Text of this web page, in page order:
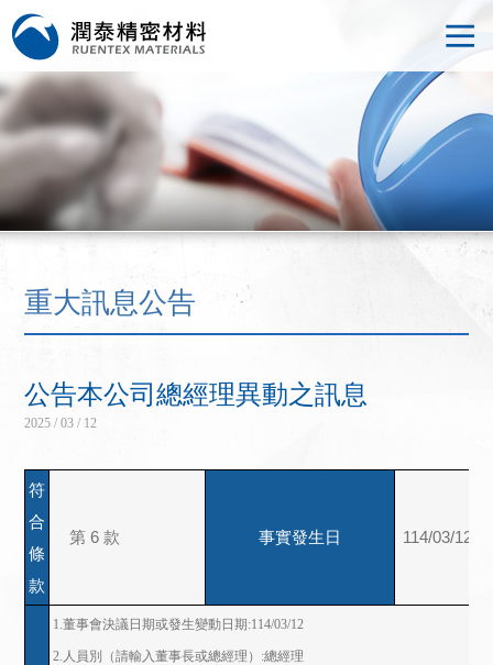
重大訊息公告
公告本公司總經理異動之訊息
2025 / 03 / 12
符
合
條
款
第 6 款 事實發生日 114/03/12
1.董事會決議日期或發生變動日期:114/03/12
2.人員別（請輸入董事長或總經理）:總經理